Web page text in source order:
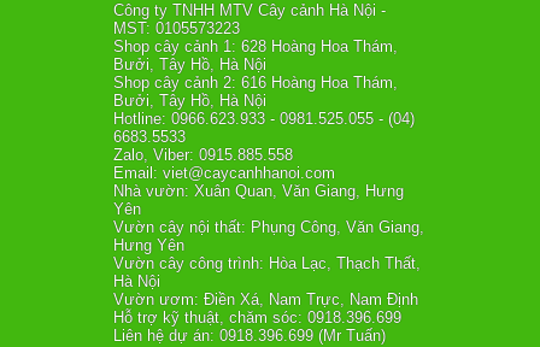
Công ty TNHH MTV Cây cảnh Hà Nội -
MST: 0105573223
Shop cây cảnh 1: 628 Hoàng Hoa Thám,
Bưởi, Tây Hồ, Hà Nội
Shop cây cảnh 2: 616 Hoàng Hoa Thám,
Bưởi, Tây Hồ, Hà Nội
Hotline: 0966.623.933 - 0981.525.055 - (04)
6683.5533
Zalo, Viber: 0915.885.558
Email: viet@caycanhhanoi.com
Nhà vườn: Xuân Quan, Văn Giang, Hưng
Yên
Vườn cây nội thất: Phụng Công, Văn Giang,
Hưng Yên
Vườn cây công trình: Hòa Lạc, Thạch Thất,
Hà Nội
Vườn ươm: Điền Xá, Nam Trực, Nam Định
Hỗ trợ kỹ thuật, chăm sóc: 0918.396.699
Liên hệ dự án: 0918.396.699 (Mr Tuấn)